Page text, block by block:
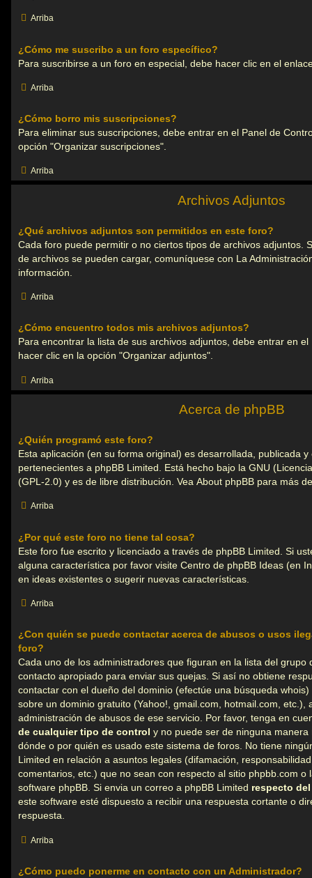
Arriba
¿Cómo me suscribo a un foro específico?
Para suscribirse a un foro en especial, debe hacer clic en el
Arriba
¿Cómo borro mis suscripciones?
Para eliminar sus suscripciones, debe entrar en el Panel de
opción "Organizar suscripciones".
Arriba
Archivos Adjuntos
¿Qué archivos adjuntos son permitidos en este foro?
Cada foro puede permitir o no ciertos tipos de archivos adjuntos.
de archivos se pueden cargar, comuníquese con La
información.
Arriba
¿Cómo encuentro todos mis archivos adjuntos?
Para encontrar la lista de sus archivos adjuntos, debe entrar en
hacer clic en la opción "Organizar adjuntos".
Arriba
Acerca de phpBB
¿Quién programó este foro?
Esta aplicación (en su forma original) es desarrollada, publicada
pertenecientes a phpBB Limited . Está hecho bajo la GNU
(GPL-2.0) y es de libre distribución. Vea About phpBB para más
Arriba
¿Por qué este foro no tiene tal cosa?
Este foro fue escrito y licenciado a través de phpBB Limited. Si
alguna característica por favor visite Centro de phpBB Ideas (en
en ideas existentes o sugerir nuevas características.
Arriba
¿Con quién se puede contactar acerca de abusos o usos
foro?
Cada uno de los administradores que figuran en la lista del grupo
contacto apropiado para enviar sus quejas. Si así no obtiene
contactar con el dueño del dominio (efectúe una búsqueda whois)
sobre un dominio gratuito (Yahoo!, gmail.com, hotmail.com, etc.),
administración de abusos de ese servicio. Por favor, tenga en
de cualquier tipo de control y no puede ser de ninguna
dónde o por quién es usado este sistema de foros. No tiene
Limited en relación a asuntos legales (difamación,
comentarios, etc.) que no sean con respecto al sitio phpbb.com o
software phpBB. Si envia un correo a phpBB Limited respecto
este software esté dispuesto a recibir una respuesta cortante o
respuesta.
Arriba
¿Cómo puedo ponerme en contacto con un Administrador?